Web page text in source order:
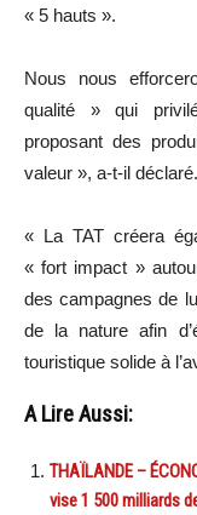
« 5 hauts ».
Nous nous
qualité » qui
proposant des
valeur », a-t-il déclaré.
« La TAT créera
« fort impact »
des campagnes de
de la nature afin
touristique solide à
A Lire Aussi:
THAÏLANDE –
vise 1 500 milliards